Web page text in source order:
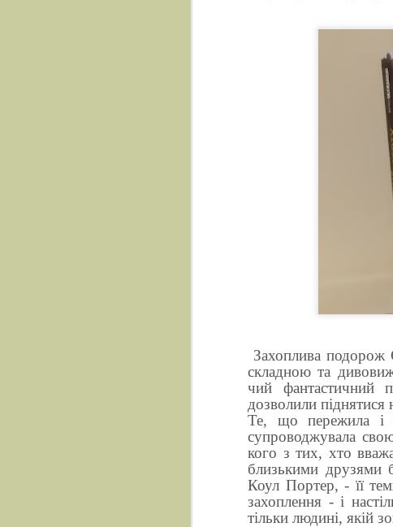
Захоплива подорож
складною та
чий фантастичний
дозволили піднятися
Те, що пережила і
супроводжувала
кого з тих, хто
близькими друзями
Коул Портер, - її
захоплення - і
тільки людині, якій